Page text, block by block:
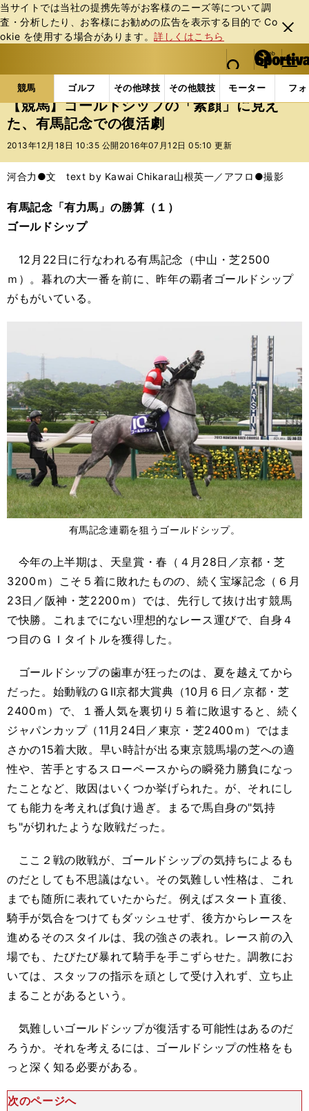
当サイトでは当社の提携先等がお客様のニーズ等について調
査・分析したり、お客様にお勧めの広告を表⽰する⽬的で Co
okie を使⽤する場合があります。詳しくはこちら
閉じ
る
web Sportiva (webスポルティーバ)
検索
マイペ
ー
ジ
メニュ
競馬 ゴルフ その他球技 その他競技 モーター フ
b
ス
ポ
ル
バ
競馬の記事一覧 競馬 【競馬】ゴールドシップの「
【競馬】ゴールドシップの「素顔」に見え
た、有馬記念での復活劇
2013年12月18日 10:35 公開 2016年07月12日 05:10 更新
河合力●文 text by Kawai Chikara山根英一／アフロ●撮影
有馬記念「有力馬」の勝算（１）
ゴールドシップ
12月22日に行なわれる有馬記念（中山・芝2500
ｍ）。暮れの大一番を前に、昨年の覇者ゴールドシップ
がもがいている。
有馬記念連覇を狙うゴールドシップ。
今年の上半期は、天皇賞・春（４月28日／京都・芝
3200ｍ）こそ５着に敗れたものの、続く宝塚記念（６月
23日／阪神・芝2200ｍ）では、先行して抜け出す競馬
で快勝。これまでにない理想的なレース運びで、自身４
つ目のＧＩタイトルを獲得した。
ゴールドシップの歯車が狂ったのは、夏を越えてから
だった。始動戦のＧⅡ京都大賞典（10月６日／京都・芝
2400ｍ）で、１番人気を裏切り５着に敗退すると、続く
ジャパンカップ（11月24日／東京・芝2400ｍ）ではま
さかの15着大敗。早い時計が出る東京競馬場の芝への適
性や、苦手とするスローペースからの瞬発力勝負になっ
たことなど、敗因はいくつか挙げられた。が、それにし
ても能力を考えれば負け過ぎ。まるで馬自身の"気持
ち"が切れたような敗戦だった。
ここ２戦の敗戦が、ゴールドシップの気持ちによるも
のだとしても不思議はない。その気難しい性格は、これ
までも随所に表れていたからだ。例えばスタート直後、
騎手が気合をつけてもダッシュせず、後方からレースを
進めるそのスタイルは、我の強さの表れ。レース前の入
場でも、たびたび暴れて騎手を手こずらせた。調教にお
いては、スタッフの指示を頑として受け入れず、立ち止
まることがあるという。
気難しいゴールドシップが復活する可能性はあるのだ
ろうか。それを考えるには、ゴールドシップの性格をも
っと深く知る必要がある。
次のページへ